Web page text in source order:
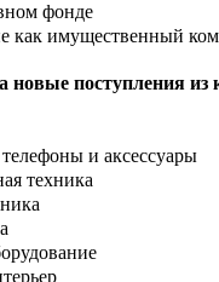
фонде
как имущественный
новые поступления из
и аксессуары
техника